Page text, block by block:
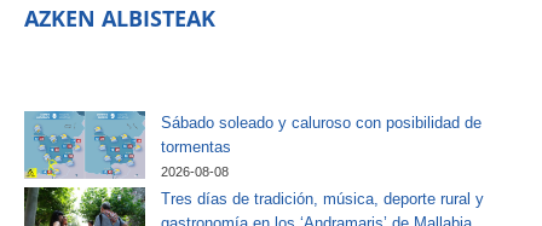
AZKEN ALBISTEAK
Sábado soleado y caluroso con posibilidad de
tormentas
2026-08-08
Tres días de tradición, música, deporte rural y